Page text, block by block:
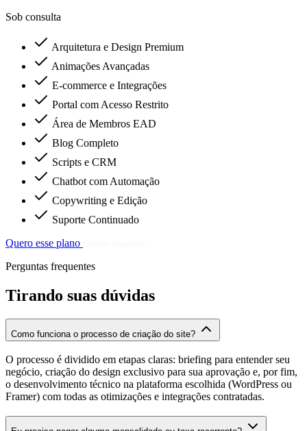
Sob consulta
Arquitetura e Design Premium
Animações Avançadas
E-commerce e Integrações
Portal com Acesso Restrito
Área de Membros EAD
Blog Completo
Scripts e CRM
Chatbot com Automação
Copywriting e Edição
Suporte Continuado
Quero esse plano
Perguntas frequentes
Tirando suas dúvidas
Como funciona o processo de criação do site?
O processo é dividido em etapas claras: briefing para entender seu
negócio, criação do design exclusivo para sua aprovação e, por fim,
o desenvolvimento técnico na plataforma escolhida (WordPress ou
Framer) com todas as otimizações e integrações contratadas.